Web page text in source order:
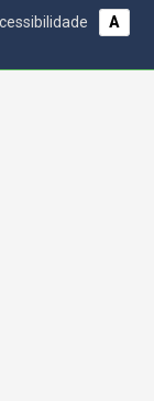
A